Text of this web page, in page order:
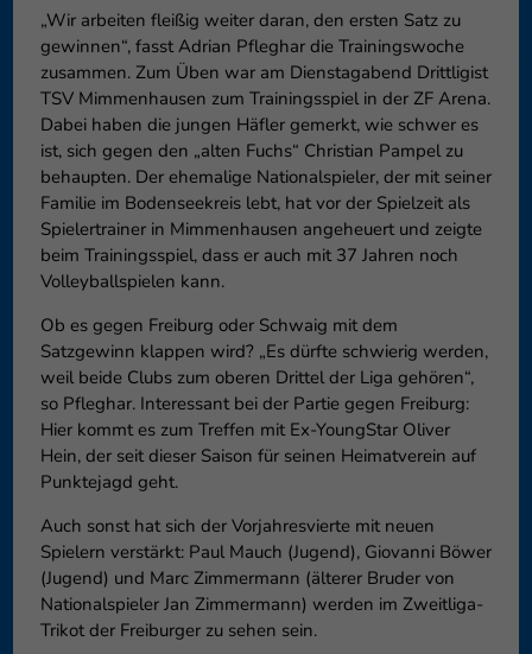
„Wir arbeiten fleißig weiter daran, den ersten Satz zu
gewinnen“, fasst Adrian Pfleghar die Trainingswoche
zusammen. Zum Üben war am Dienstagabend Drittligist
TSV Mimmenhausen zum Trainingsspiel in der ZF Arena.
Dabei haben die jungen Häfler gemerkt, wie schwer es
ist, sich gegen den „alten Fuchs“ Christian Pampel zu
behaupten. Der ehemalige Nationalspieler, der mit seiner
Familie im Bodenseekreis lebt, hat vor der Spielzeit als
Spielertrainer in Mimmenhausen angeheuert und zeigte
beim Trainingsspiel, dass er auch mit 37 Jahren noch
Volleyballspielen kann.
Ob es gegen Freiburg oder Schwaig mit dem
Satzgewinn klappen wird? „Es dürfte schwierig werden,
weil beide Clubs zum oberen Drittel der Liga gehören“,
so Pfleghar. Interessant bei der Partie gegen Freiburg:
Hier kommt es zum Treffen mit Ex-YoungStar Oliver
Hein, der seit dieser Saison für seinen Heimatverein auf
Punktejagd geht.
Auch sonst hat sich der Vorjahresvierte mit neuen
Spielern verstärkt: Paul Mauch (Jugend), Giovanni Böwer
(Jugend) und Marc Zimmermann (älterer Bruder von
Nationalspieler Jan Zimmermann) werden im Zweitliga-
Trikot der Freiburger zu sehen sein.
Essenziell (1)
Essenzielle Cookies ermöglichen grundlegende Funktionen und sind für
die einwandfreie Funktion der Website erforderlich.
Cookie-Informationen anzeigen
Externe Medien (6)
Inhalte von Videoplattformen und Social-Media-Plattformen werden
standardmäßig blockiert. Wenn Cookies von externen Medien akzeptiert
werden, bedarf der Zugriff auf diese Inhalte keiner manuellen
Einwilligung mehr.
Cookie-Informationen anzeigen
Datenschutzerklärung